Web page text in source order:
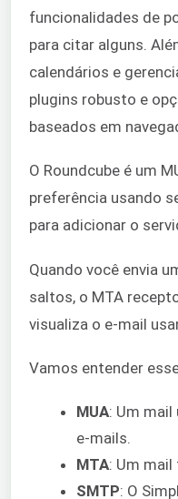
funcionalidades de
para citar alguns.
calendários e
plugins robusto e
baseados em
O Roundcube é um
preferência usando
para adicionar o
Quando você envia
saltos, o MTA
visualiza o e-mail
Vamos entender
MUA: Um
e-mails.
MTA: Um
SMTP: O